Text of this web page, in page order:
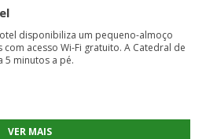
disponibiliza um pequeno-almoço
acesso Wi-Fi gratuito. A Catedral de
5 minutos a pé.
VER MAIS